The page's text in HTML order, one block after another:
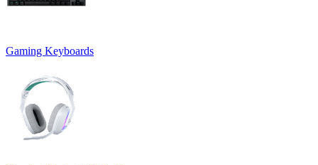
Gaming Keyboards